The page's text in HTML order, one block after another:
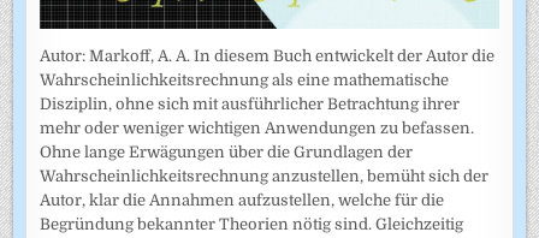
Autor: Markoff, A. A. In diesem Buch entwickelt der Autor die
Wahrscheinlichkeitsrechnung als eine mathematische
Disziplin, ohne sich mit ausführlicher Betrachtung ihrer
mehr oder weniger wichtigen Anwendungen zu befassen.
Ohne lange Erwägungen über die Grundlagen der
Wahrscheinlich­keitsrechnung anzustellen, bemüht sich der
Autor, klar die Annahmen auf­zustellen, welche für die
Begründung bekannter Theorien nötig sind. Gleichzeitig